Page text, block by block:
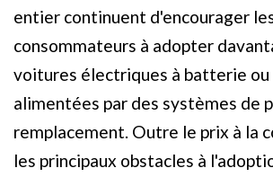
entier continuent d'encourager
consommateurs à adopter
voitures électriques à batterie ou
alimentées par des systèmes de
remplacement. Outre le prix à la
les principaux obstacles à